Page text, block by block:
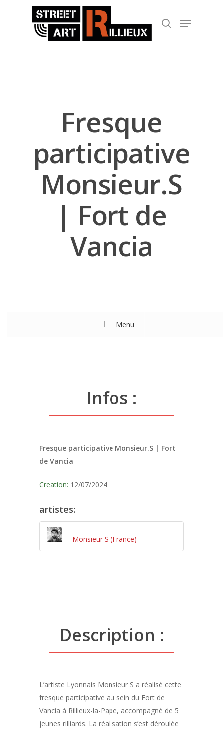
Fresque
participative
Monsieur.S
| Fort de
Vancia
Menu
Infos :
Fresque participative Monsieur.S | Fort
de Vancia
Creation: 12/07/2024
artistes:
Monsieur S (France)
Description :
L’artiste Lyonnais Monsieur S a réalisé cette
fresque participative au sein du Fort de
Vancia à Rillieux-la-Pape, accompagné de 5
jeunes rilliards. La réalisation s’est déroulée
FESTIVAL